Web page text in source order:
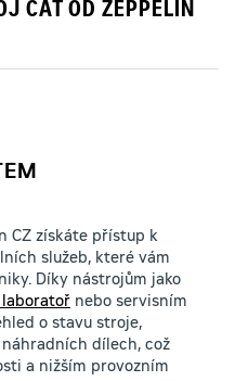
CAT OD ZEPPELIN
CZ získáte přístup k
služeb, které vám
Díky nástrojům jako
laboratoř nebo servisním
o stavu stroje,
dílech, což
a nižším provozním